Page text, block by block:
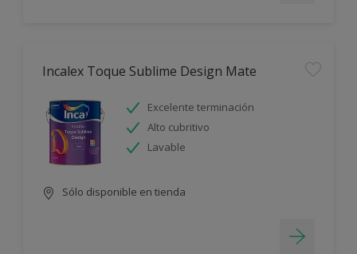
Incalex Toque Sublime Design Mate
Excelente terminación
Alto cubritivo
Lavable
Sólo disponible en tienda